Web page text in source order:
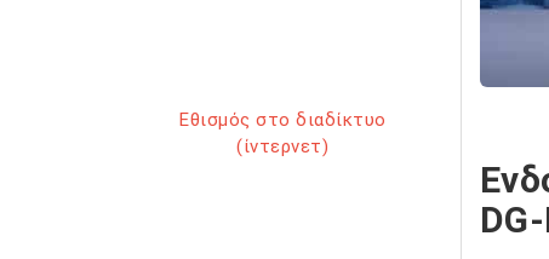
Εθισμός στο διαδίκτυο
(ίντερνετ)